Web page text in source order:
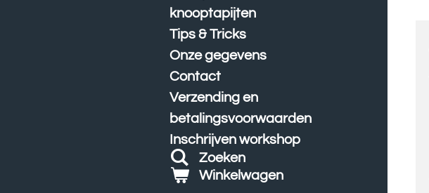
knooptapijten
Tips & Tricks
Onze gegevens
Contact
Verzending en
betalingsvoorwaarden
Inschrijven workshop
Zoeken
Winkelwagen